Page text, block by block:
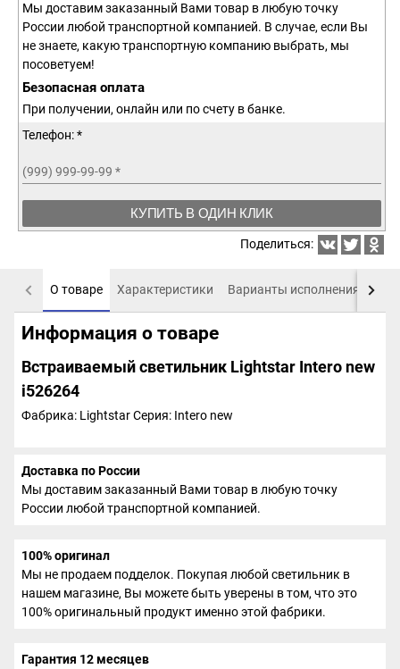
Мы доставим заказанный Вами товар в любую точку
России любой транспортной компанией. В случае, если Вы
не знаете, какую транспортную компанию выбрать, мы
посоветуем!
Безопасная оплата
При получении, онлайн или по счету в банке.
Телефон: *
(999) 999-99-99 *
КУПИТЬ В ОДИН КЛИК
Поделиться:
О товаре Характеристики Варианты исполнения
Информация о товаре
Встраиваемый светильник Lightstar Intero new
i526264
Фабрика: LightstarСерия: Intero new
Доставка по России
Мы доставим заказанный Вами товар в любую точку
России любой транспортной компанией.
100% оригинал
Мы не продаем подделок. Покупая любой светильник в
нашем магазине, Вы можете быть уверены в том, что это
100% оригинальный продукт именно этой фабрики.
Гарантия 12 месяцев